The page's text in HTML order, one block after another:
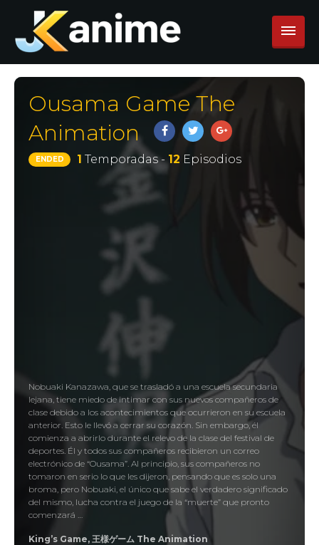
Ousama Game The
Animation
ENDED 1 Temporadas - 12 Episodios
Nobuaki Kanazawa, que se trasladó a una escuela secundaria
lejana, tiene miedo de intimar con sus nuevos compañeros de
clase debido a los acontecimientos que ocurrieron en su escuela
anterior. Esto le llevó a cerrar su corazón. Sin embargo, él
comienza a abrirlo durante el relevo de la clase del festival de
deportes. Él y todos sus compañeros recibieron un correo
electrónico de “Ousama”. Al principio, sus compañeros no
tomaron en serio lo que les dijeron, pensando que es solo una
broma, pero Nobuaki, el único que sabe el verdadero significado
del mismo, lucha contra el juego de la “muerte” que pronto
comenzará …
King’s Game, 王様ゲーム The Animation